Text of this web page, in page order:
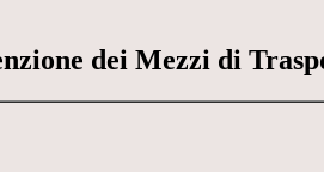
dei Mezzi di